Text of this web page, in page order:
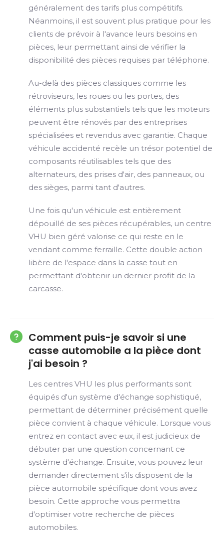
généralement des tarifs plus compétitifs.
Néanmoins, il est souvent plus pratique pour les
clients de prévoir à l'avance leurs besoins en
pièces, leur permettant ainsi de vérifier la
disponibilité des pièces requises par téléphone.
Au-delà des pièces classiques comme les
rétroviseurs, les roues ou les portes, des
éléments plus substantiels tels que les moteurs
peuvent être rénovés par des entreprises
spécialisées et revendus avec garantie. Chaque
véhicule accidenté recèle un trésor potentiel de
composants réutilisables tels que des
alternateurs, des prises d'air, des panneaux, ou
des sièges, parmi tant d'autres.
Une fois qu'un véhicule est entièrement
dépouillé de ses pièces récupérables, un centre
VHU bien géré valorise ce qui reste en le
vendant comme ferraille. Cette double action
libère de l'espace dans la casse tout en
permettant d'obtenir un dernier profit de la
carcasse.
Comment puis-je savoir si une
casse automobile a la pièce dont
j'ai besoin ?
Les centres VHU les plus performants sont
équipés d'un système d'échange sophistiqué,
permettant de déterminer précisément quelle
pièce convient à chaque véhicule. Lorsque vous
entrez en contact avec eux, il est judicieux de
débuter par une question concernant ce
système d'échange. Ensuite, vous pouvez leur
demander directement s'ils disposent de la
pièce automobile spécifique dont vous avez
besoin. Cette approche vous permettra
d'optimiser votre recherche de pièces
automobiles.